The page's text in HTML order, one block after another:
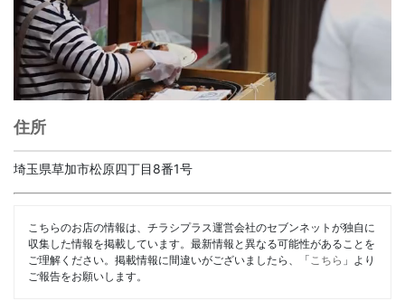
住所
埼玉県草加市松原四丁目8番1号
こちらのお店の情報は、チラシプラス運営会社のセブンネットが独自に
収集した情報を掲載しています。最新情報と異なる可能性があることを
ご理解ください。掲載情報に間違いがございましたら、「 こちら 」より
ご報告をお願いします。